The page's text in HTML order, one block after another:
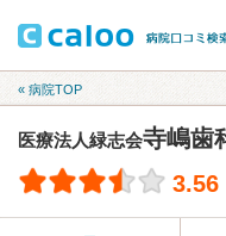
« 病院TOP
医療法人緑志会寺嶋歯
3.56